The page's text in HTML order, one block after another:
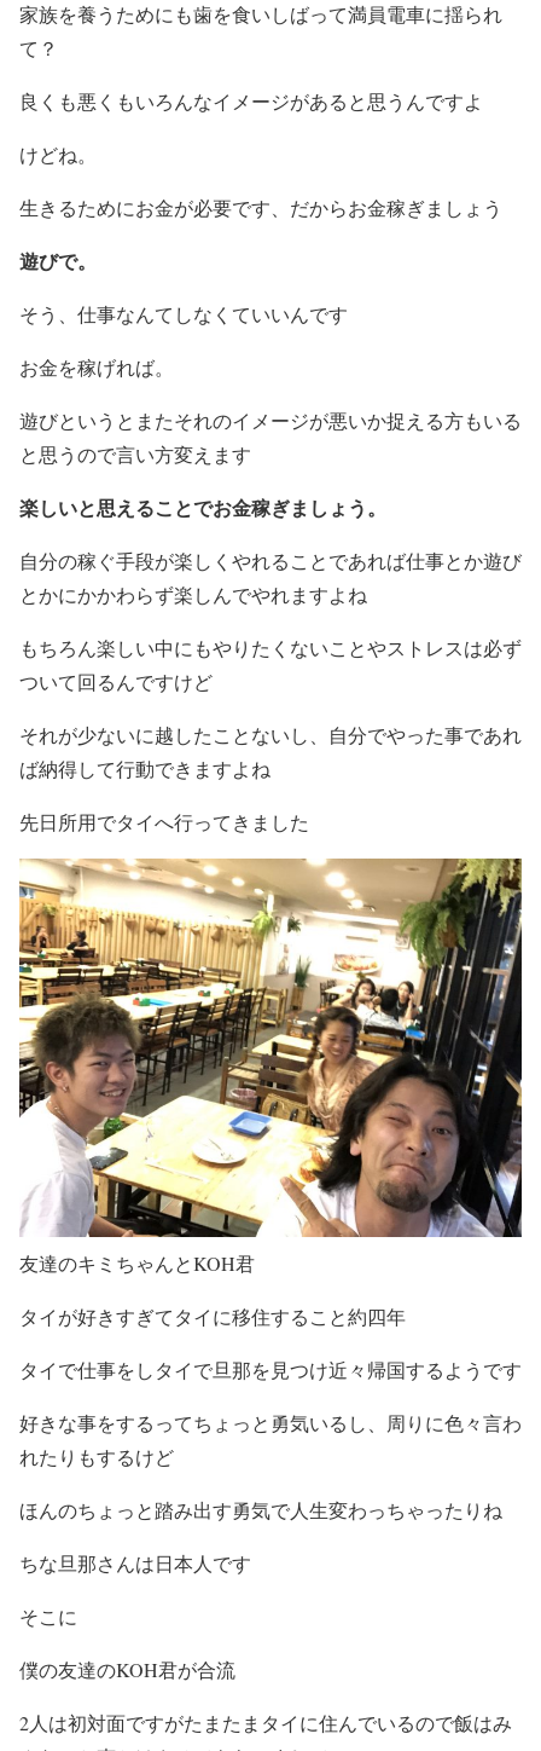
家族を養うためにも歯を食いしばって満員電車に揺られ
て？
良くも悪くもいろんなイメージがあると思うんですよ
けどね。
生きるためにお金が必要です、だからお金稼ぎましょう
遊びで。
そう、仕事なんてしなくていいんです
お金を稼げれば。
遊びというとまたそれのイメージが悪いか捉える方もいる
と思うので言い方変えます
楽しいと思えることでお金稼ぎましょう。
自分の稼ぐ手段が楽しくやれることであれば仕事とか遊び
とかにかかわらず楽しんでやれますよね
もちろん楽しい中にもやりたくないことやストレスは必ず
ついて回るんですけど
それが少ないに越したことないし、自分でやった事であれ
ば納得して行動できますよね
先日所用でタイへ行ってきました
友達のキミちゃんとKOH君
タイが好きすぎてタイに移住すること約四年
タイで仕事をしタイで旦那を見つけ近々帰国するようです
好きな事をするってちょっと勇気いるし、周りに色々言わ
れたりもするけど
ほんのちょっと踏み出す勇気で人生変わっちゃったりね
ちな旦那さんは日本人です
そこに
僕の友達のKOH君が合流
2人は初対面ですがたまたまタイに住んでいるので飯はみ